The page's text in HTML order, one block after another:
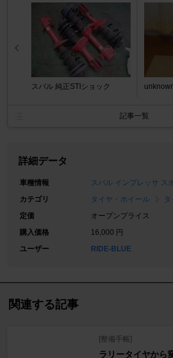
スバル 純正STIショック
記事一覧
詳細データ
車種情報
スバル インプレッサ ス
カテゴリ
タイヤ・ホイール
定価
オープンプライス
購入価格
16,000 円
ユーザー
RIDE-BLUE
関連する記事
[整備手帳]
ラリータイヤから